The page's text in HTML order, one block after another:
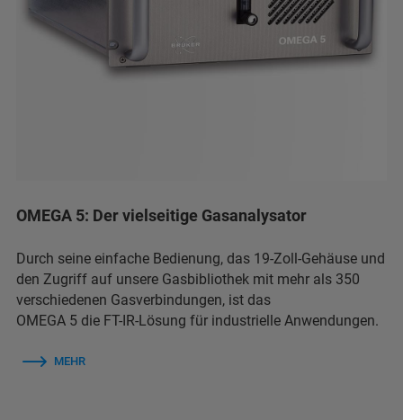
OMEGA 5: Der vielseitige Gasanalysator
Durch seine einfache Bedienung, das 19-Zoll-Gehäuse und
den Zugriff auf unsere Gasbibliothek mit mehr als 350
verschiedenen Gasverbindungen, ist das
OMEGA 5 die FT-IR-Lösung für industrielle Anwendungen.
MEHR